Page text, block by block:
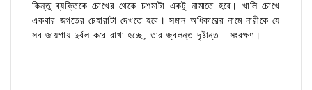
কিন্তু ব্যক্তিকে চোখের থেকে চশমাটা একটু নামাতে হবে। খালি চোখে
একবার জগতের চেহারাটা দেখতে হবে। সমান অধিকারের নামে নারীকে যে
সব জায়গায় দুর্বল করে রাখা হচ্ছে, তার জ্বলন্ত দৃষ্টান্ত—সংরক্ষণ।